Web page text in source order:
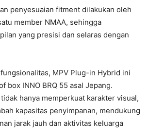
penyesuaian fitment dilakukan oleh
member NMAA, sehingga
yang presisi dan selaras dengan
MPV Plug-in Hybrid ini
box INNO BRQ 55 asal Jepang.
hanya memperkuat karakter visual,
kapasitas penyimpanan, mendukung
jarak jauh dan aktivitas keluarga